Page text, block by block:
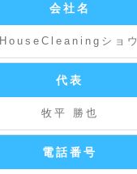
会社名
HouseCleaningショウ
代表
牧平 勝也
電話番号